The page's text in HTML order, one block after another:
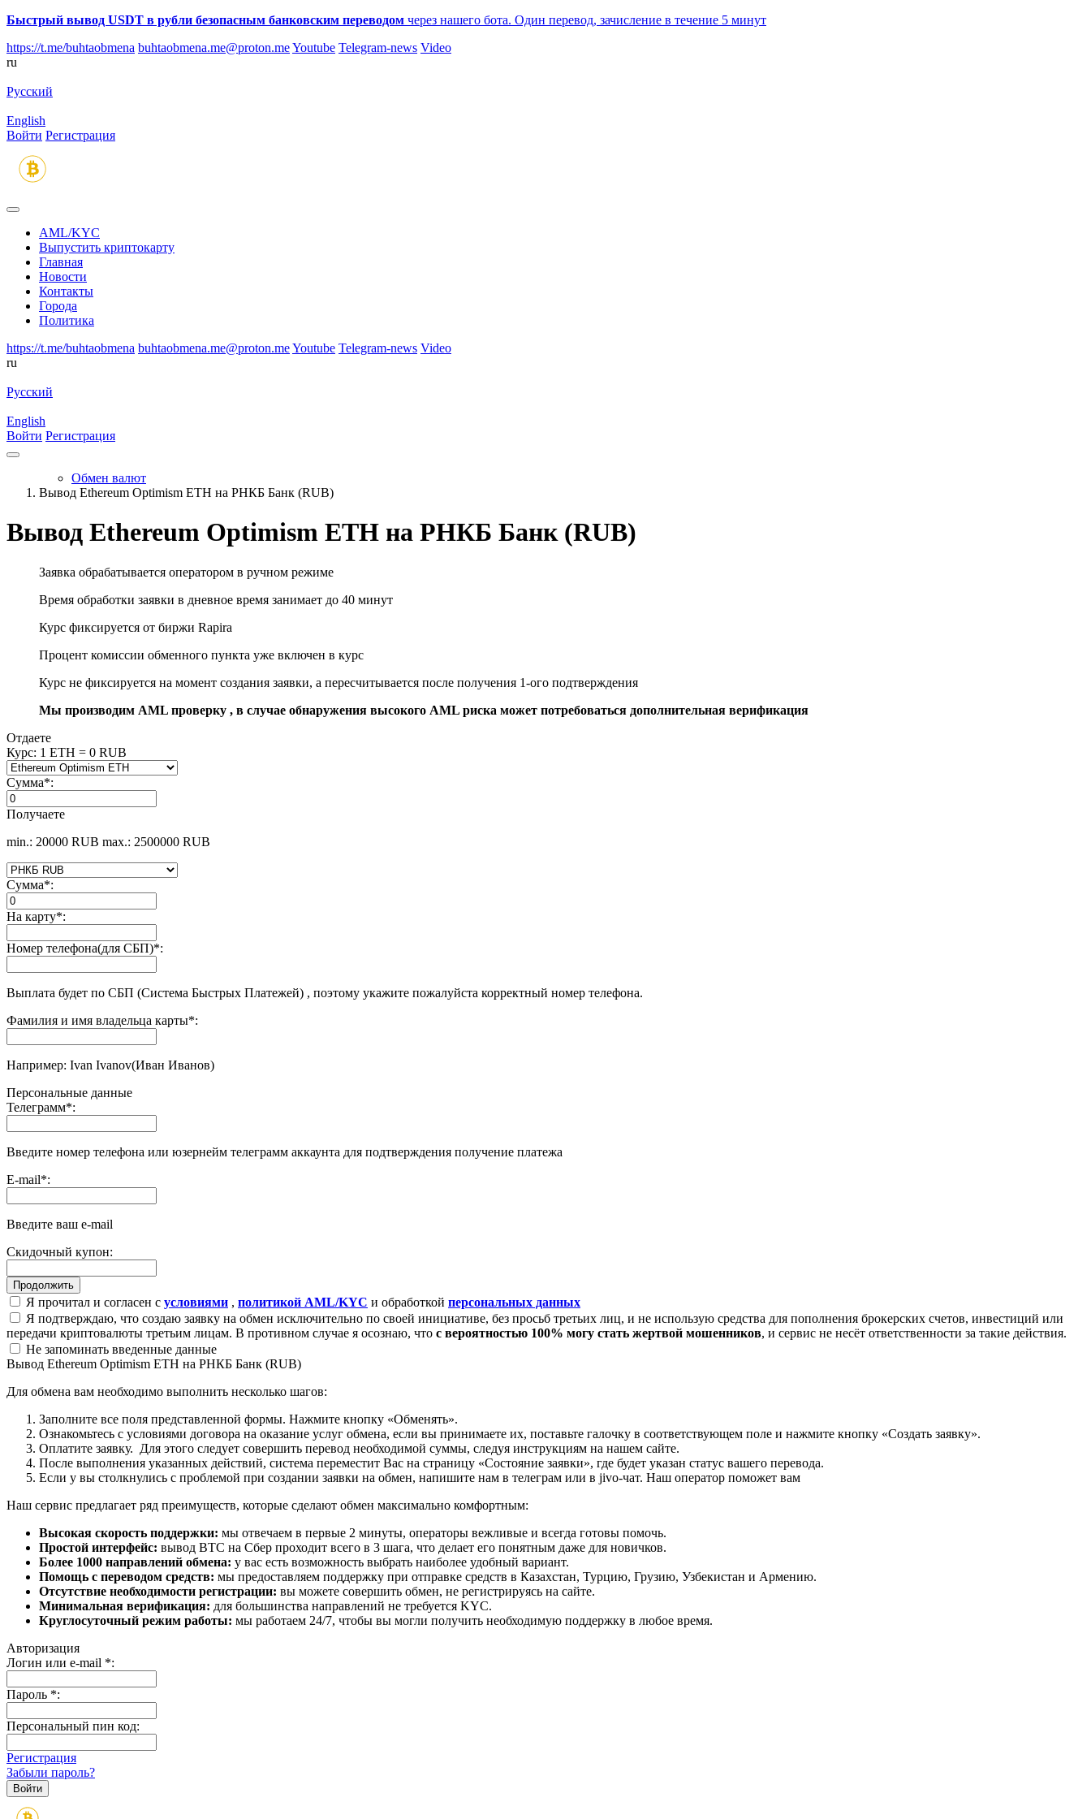
Быстрый вывод USDT в рубли безопасным банковским переводом через нашего бота. Один перевод, зачисление в течение 5 минут
https://t.me/buhtaobmena buhtaobmena.me@proton.meYoutube Telegram-news Video
ru
Русский
English
Войти Регистрация
AML/KYC
Выпустить криптокарту
Главная
Новости
Контакты
Города
Политика
https://t.me/buhtaobmena buhtaobmena.me@proton.meYoutube Telegram-news Video
ru
Русский
English
Войти Регистрация
Обмен валют
Вывод Ethereum Optimism ETH на РНКБ Банк (RUB)
Вывод Ethereum Optimism ETH на РНКБ Банк (RUB)
Заявка обрабатывается оператором в ручном режиме
Время обработки заявки в дневное время занимает до 40 минут
Курс фиксируется от биржи Rapira
Процент комиссии обменного пункта уже включен в курс
Курс не фиксируется на момент создания заявки, а пересчитывается после получения 1-ого подтверждения
Мы производим AML проверку , в случае обнаружения высокого AML риска может потребоваться дополнительная верификация
Отдаете
Курс: 1 ETH = 0 RUB
Сумма*:
Получаете
min.: 20000 RUB max.: 2500000 RUB
Сумма*:
На карту*:
Номер телефона(для СБП)*:
Выплата будет по СБП (Система Быстрых Платежей) , поэтому укажите пожалуйста корректный номер телефона.
Фамилия и имя владельца карты*:
Например: Ivan Ivanov(Иван Иванов)
Персональные данные
Телеграмм*:
Введите номер телефона или юзернейм телеграмм аккаунта для подтверждения получение платежа
E-mail*:
Введите ваш e-mail
Скидочный купон:
Я прочитал и согласен с условиями , политикой AML/KYC и обработкой персональных данных
Я подтверждаю, что создаю заявку на обмен исключительно по своей инициативе, без просьб третьих лиц, и не использую средства для пополнения брокерских счетов, инвестиций или
передачи криптовалюты третьим лицам. В противном случае я осознаю, что с вероятностью 100% могу стать жертвой мошенников, и сервис не несёт ответственности за такие действия.
Не запоминать введенные данные
Вывод Ethereum Optimism ETH на РНКБ Банк (RUB)
Для обмена вам необходимо выполнить несколько шагов:
Заполните все поля представленной формы. Нажмите кнопку «Обменять».
Ознакомьтесь с условиями договора на оказание услуг обмена, если вы принимаете их, поставьте галочку в соответствующем поле и нажмите кнопку «Создать заявку».
Оплатите заявку. Для этого следует совершить перевод необходимой суммы, следуя инструкциям на нашем сайте.
После выполнения указанных действий, система переместит Вас на страницу «Состояние заявки», где будет указан статус вашего перевода.
Если у вы столкнулись с проблемой при создании заявки на обмен, напишите нам в телеграм или в jivo-чат. Наш оператор поможет вам
Наш сервис предлагает ряд преимуществ, которые сделают обмен максимально комфортным:
Высокая скорость поддержки: мы отвечаем в первые 2 минуты, операторы вежливые и всегда готовы помочь.
Простой интерфейс: вывод BTC на Сбер проходит всего в 3 шага, что делает его понятным даже для новичков.
Более 1000 направлений обмена: у вас есть возможность выбрать наиболее удобный вариант.
Помощь с переводом средств: мы предоставляем поддержку при отправке средств в Казахстан, Турцию, Грузию, Узбекистан и Армению.
Отсутствие необходимости регистрации: вы можете совершить обмен, не регистрируясь на сайте.
Минимальная верификация: для большинства направлений не требуется KYC.
Круглосуточный режим работы: мы работаем 24/7, чтобы вы могли получить необходимую поддержку в любое время.
Авторизация
Логин или e-mail *:
Пароль *:
Персональный пин код:
Регистрация
Забыли пароль?